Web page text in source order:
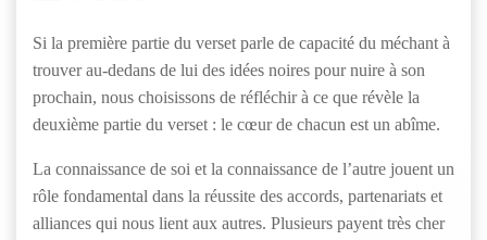
Si la première partie du verset parle de capacité du méchant à
trouver au-dedans de lui des idées noires pour nuire à son
prochain, nous choisissons de réfléchir à ce que révèle la
deuxième partie du verset : le cœur de chacun est un abîme.
La connaissance de soi et la connaissance de l’autre jouent un
rôle fondamental dans la réussite des accords, partenariats et
alliances qui nous lient aux autres. Plusieurs payent très cher